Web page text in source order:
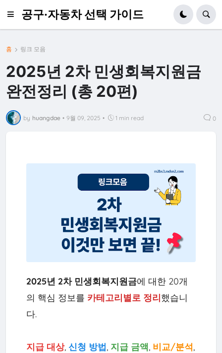
공구·자동차 선택 가이드
홈 링크 모음
2025년 2차 민생회복지원금
완전정리 (총 20편)
by huangdae • 9월 09, 2025 • 1 min read 0
2025년 2차 민생회복지원금에 대한 20개
의 핵심 정보를 카테고리별로 정리했습니
다.
지급 대상, 신청 방법, 지급 금액, 비교/분석,